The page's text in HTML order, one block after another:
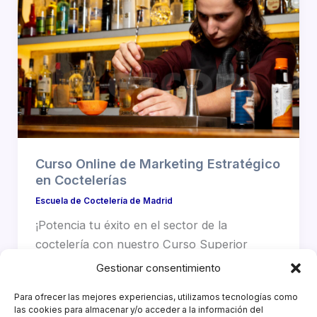
Gestionar consentimiento
Para ofrecer las mejores experiencias, utilizamos tecnologías como
las cookies para almacenar y/o acceder a la información del
Curso Online de Marketing Estratégico
en Coctelerías
Escuela de Coctelería de Madrid
¡Potencia tu éxito en el sector de la
coctelería con nuestro Curso Superior
Online de Marketing Estratégico en